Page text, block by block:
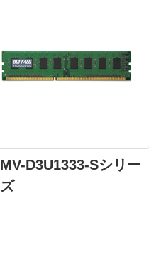
MV-D3U1333-Sシリー
ズ